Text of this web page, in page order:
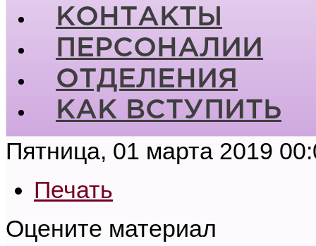
КОНТАКТЫ
ПЕРСОНАЛИИ
ОТДЕЛЕНИЯ
КАК ВСТУПИТЬ
Пятница, 01 марта 2019
Печать
Оцените материал